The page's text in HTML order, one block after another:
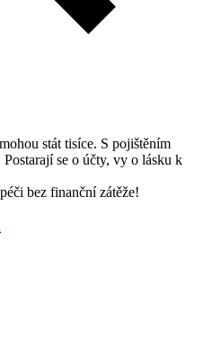
stát tisíce. S pojištěním
se o účty, vy o lásku k
bez finanční zátěže!